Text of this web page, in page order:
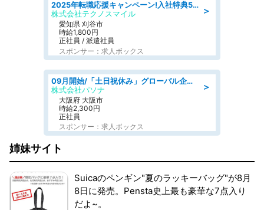
＞
2025年転職応援キャンペーン!入社特典58万円/デンソーで働こう!自動車工場で小型部品の検査業務 denso aichi
株式会社テクノスマイル
愛知県 刈谷市
時給1,800円
正社員 / 派遣社員
スポンサー：求人ボックス
＞
09月開始/「土日祝休み」グローバル企業での産業保健のお仕事/保健師/高時給/残業なし/服装自由
株式会社パソナ
大阪府 大阪市
時給2,300円
正社員
スポンサー：求人ボックス
姉妹サイト
Suicaのペンギン"夏のラッキーバッグ"が8月
8日に発売。Pensta史上最も豪華な7点入り
だよ~。